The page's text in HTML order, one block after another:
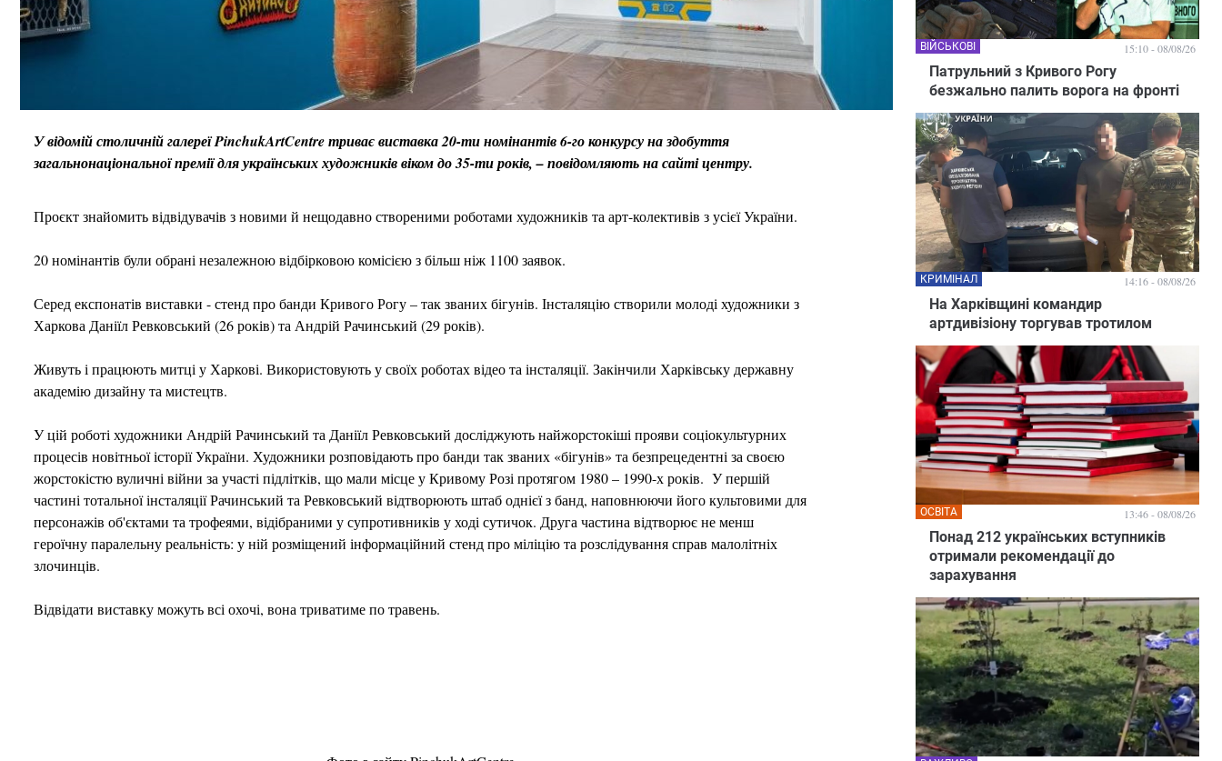
У відомій столичній галереї PinchukArtCentre триває виставка 20-ти номінантів 6-го конкурсу на здобуття
загальнонаціональної премії для українських художників віком до 35-ти років, – повідомляють на сайті центру.
Проєкт знайомить відвідувачів з новими й нещодавно створеними роботами художників та арт-колективів з усієї України.
20 номінантів були обрані незалежною відбірковою комісією з більш ніж 1100 заявок.
Серед експонатів виставки - стенд про банди Кривого Рогу – так званих бігунів. Інсталяцію створили молоді художники з
Харкова Даніїл Ревковський (26 років) та Андрій Рачинський (29 років).
Живуть і працюють митці у Харкові. Використовують у своїх роботах відео та інсталяції. Закінчили Харківську державну
академію дизайну та мистецтв.
У цій роботі художники Андрій Рачинський та Даніїл Ревковський досліджують найжорстокіші прояви соціокультурних
процесів новітньої історії України. Художники розповідають про банди так званих «бігунів» та безпрецедентні за своєю
жорстокістю вуличні війни за участі підлітків, що мали місце у Кривому Розі протягом 1980 – 1990-х років. У першій
частині тотальної інсталяції Рачинський та Ревковський відтворюють штаб однієї з банд, наповнюючи його культовими для
персонажів об'єктами та трофеями, відібраними у супротивників у ході сутичок. Друга частина відтворює не менш
героїчну паралельну реальність: у ній розміщений інформаційний стенд про міліцію та розслідування справ малолітніх
злочинців.
Відвідати виставку можуть всі охочі, вона триватиме по травень.
Патрульний з Кривого Рогу
безжально палить ворога на фронті
ВІЙСЬКОВІ 15:10 - 08/08/26
На Харківщині командир
артдивізіону торгував тротилом
КРИМІНАЛ 14:16 - 08/08/26
Понад 212 українських вступників
отримали рекомендації до
зарахування
ОСВІТА 13:46 - 08/08/26